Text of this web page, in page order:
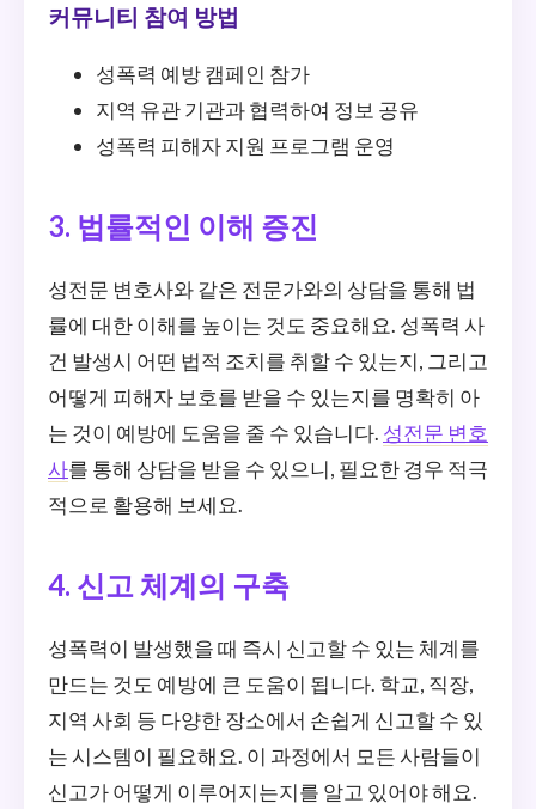
커뮤니티 참여 방법
성폭력 예방 캠페인 참가
지역 유관 기관과 협력하여 정보 공유
성폭력 피해자 지원 프로그램 운영
3. 법률적인 이해 증진
성전문 변호사와 같은 전문가와의 상담을 통해 법
률에 대한 이해를 높이는 것도 중요해요. 성폭력 사
건 발생시 어떤 법적 조치를 취할 수 있는지, 그리고
어떻게 피해자 보호를 받을 수 있는지를 명확히 아
는 것이 예방에 도움을 줄 수 있습니다. 성전문 변호
사를 통해 상담을 받을 수 있으니, 필요한 경우 적극
적으로 활용해 보세요.
4. 신고 체계의 구축
성폭력이 발생했을 때 즉시 신고할 수 있는 체계를
만드는 것도 예방에 큰 도움이 됩니다. 학교, 직장,
지역 사회 등 다양한 장소에서 손쉽게 신고할 수 있
는 시스템이 필요해요. 이 과정에서 모든 사람들이
신고가 어떻게 이루어지는지를 알고 있어야 해요.